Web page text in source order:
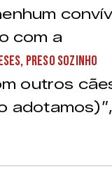
com a
preso sozinho
outros
adotamos)”,